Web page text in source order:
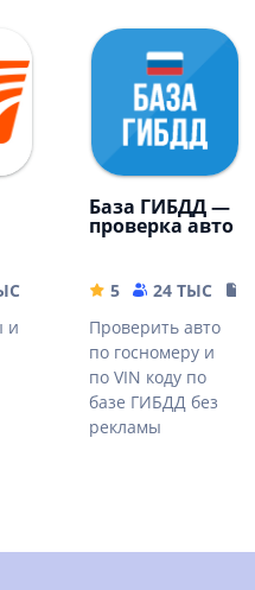
55.05 MB
и
База ГИБДД —
проверка авто
5 24 ТЫС
Проверить авто
по госномеру и
по VIN коду по
базе ГИБДД без
рекламы